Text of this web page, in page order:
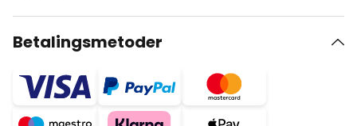
Betalingsmetoder